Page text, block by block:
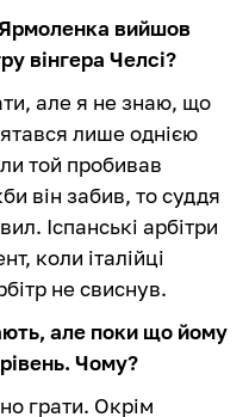
Ярмоленка вийшов
вінгера Челсі?
але я не знаю, що
лише однією
той пробивав
він забив, то суддя
Іспанські арбітри
коли італійці
не свиснув.
але поки що йому
Чому?
грати. Окрім